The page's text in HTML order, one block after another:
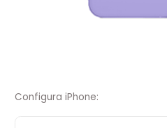
Configura iPhone: